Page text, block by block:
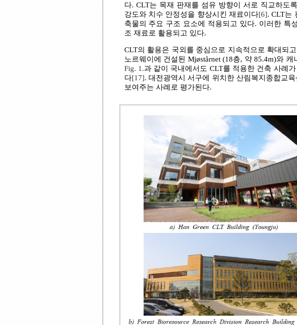
다. CLT는 목재 판재를 섬유 방향이 서로 직교하도
강도와 치수 안정성을 향상시킨 재료이다[6]. CLT는
축물의 주요 구조 요소에 적용되고 있다. 이러한 특
조 재료로 활용되고 있다.
CLT의 활용은 국외를 중심으로 지속적으로 확대되
노르웨이에 건설된 Mjøstårnet (18층, 약 85.4m)와
Fig. 1.과 같이 국내에서도 CLT를 적용한 건축 사례
다[17]. 대전광역시 서구에 위치한 산림복지종합교
보여주는 사례로 평가된다.